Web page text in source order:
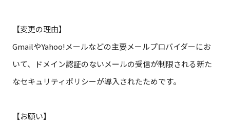
【変更の理由】
GmailやYahoo!メールなどの主要メールプロバイダーにお
いて、ドメイン認証のないメールの受信が制限される新た
なセキュリティポリシーが導入されたためです。
【お願い】